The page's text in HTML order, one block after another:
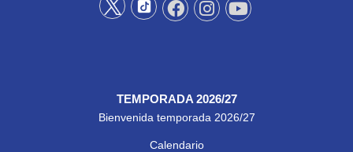
TEMPORADA 2026/27
Bienvenida temporada 2026/27
Calendario